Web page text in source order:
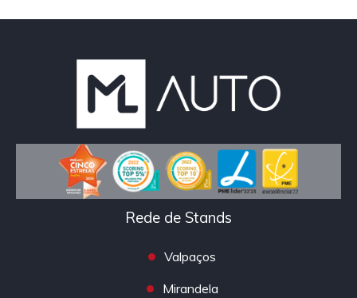
Rede de Stands
Valpaços
Mirandela